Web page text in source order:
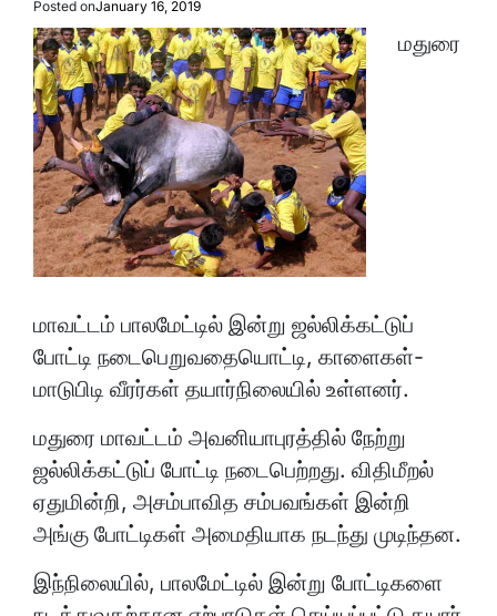
Posted onJanuary 16, 2019
மதுரை
மாவட்டம் பாலமேட்டில் இன்று ஜல்லிக்கட்டுப்
போட்டி நடைபெறுவதையொட்டி, காளைகள்-
மாடுபிடி வீரர்கள் தயார்நிலையில் உள்ளனர்.
மதுரை மாவட்டம் அவனியாபுரத்தில் நேற்று
ஜல்லிக்கட்டுப் போட்டி நடைபெற்றது. விதிமீறல்
ஏதுமின்றி, அசம்பாவித சம்பவங்கள் இன்றி
அங்கு போட்டிகள் அமைதியாக நடந்து முடிந்தன.
இந்நிலையில், பாலமேட்டில் இன்று போட்டிகளை